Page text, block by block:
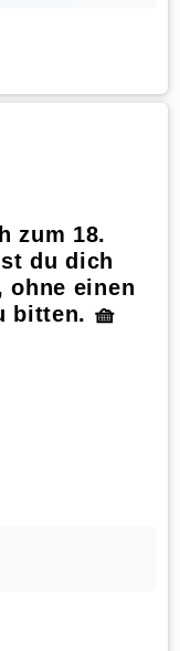
zum 18.
du dich
ohne einen
bitten. 🧺